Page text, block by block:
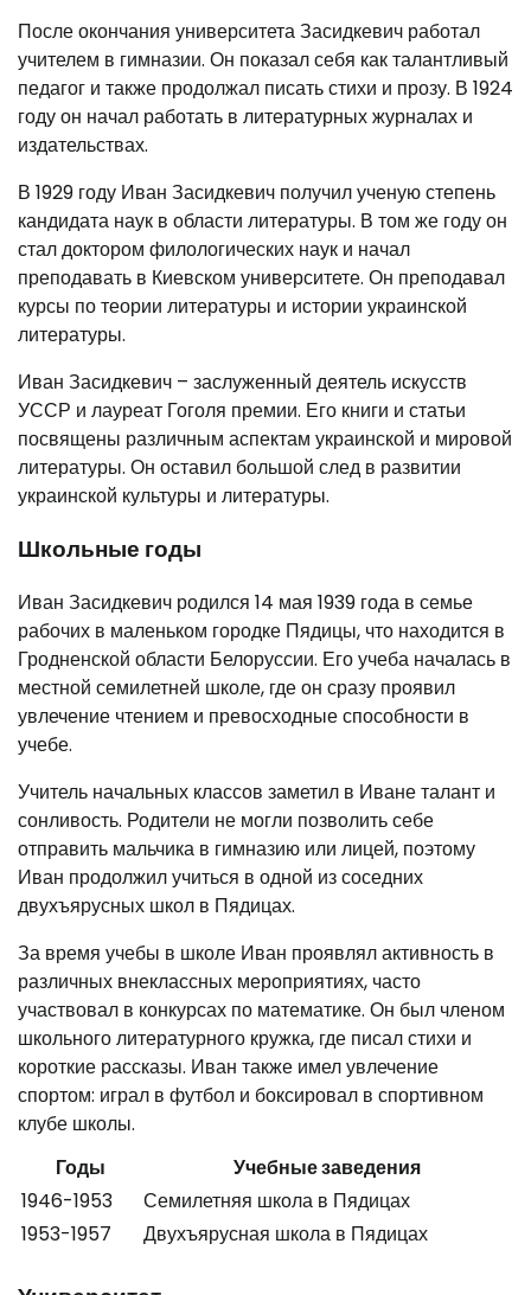
После окончания университета Засидкевич работал
учителем в гимназии. Он показал себя как талантливый
педагог и также продолжал писать стихи и прозу. В 1924
году он начал работать в литературных журналах и
издательствах.
В 1929 году Иван Засидкевич получил ученую степень
кандидата наук в области литературы. В том же году он
стал доктором филологических наук и начал
преподавать в Киевском университете. Он преподавал
курсы по теории литературы и истории украинской
литературы.
Иван Засидкевич – заслуженный деятель искусств
УССР и лауреат Гоголя премии. Его книги и статьи
посвящены различным аспектам украинской и мировой
литературы. Он оставил большой след в развитии
украинской культуры и литературы.
Школьные годы
Иван Засидкевич родился 14 мая 1939 года в семье
рабочих в маленьком городке Пядицы, что находится в
Гродненской области Белоруссии. Его учеба началась в
местной семилетней школе, где он сразу проявил
увлечение чтением и превосходные способности в
учебе.
Учитель начальных классов заметил в Иване талант и
сонливость. Родители не могли позволить себе
отправить мальчика в гимназию или лицей, поэтому
Иван продолжил учиться в одной из соседних
двухъярусных школ в Пядицах.
За время учебы в школе Иван проявлял активность в
различных внеклассных мероприятиях, часто
участвовал в конкурсах по математике. Он был членом
школьного литературного кружка, где писал стихи и
короткие рассказы. Иван также имел увлечение
спортом: играл в футбол и боксировал в спортивном
клубе школы.
Годы
Учебные заведения
1946-1953
Семилетняя школа в Пядицах
1953-1957
Двухъярусная школа в Пядицах